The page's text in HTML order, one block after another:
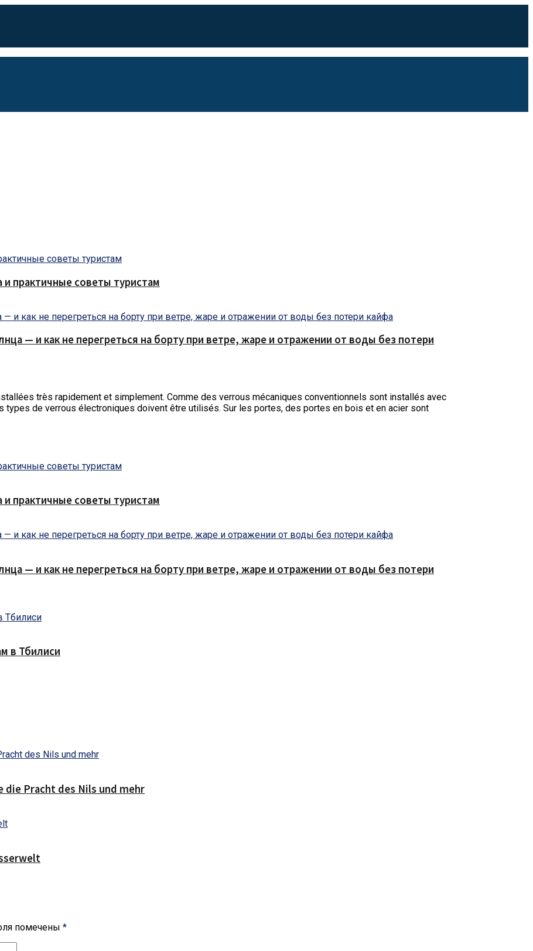
практичные советы туристам
— и как не перегреться на борту при ветре, жаре и отражении от воды без потери
très rapidement et simplement. Comme des verrous mécaniques conventionnels sont installés avec
types de verrous électroniques doivent être utilisés. Sur les portes, des portes en bois et en acier sont
практичные советы туристам
— и как не перегреться на борту при ветре, жаре и отражении от воды без потери
в Тбилиси
die Pracht des Nils und mehr
помечены *